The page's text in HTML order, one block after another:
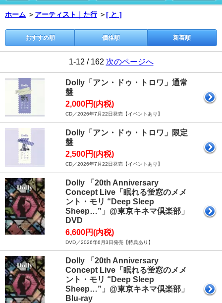
ホーム ＞ アーティスト｜た行 ＞[ と ]
おすすめ順 価格順 新着順
1-12 / 162 次のページへ
Dolly「アン・ドゥ・トロワ」通常
盤
2,000円(内税)
CD／2026年7月22日発売【イベントあり】
Dolly「アン・ドゥ・トロワ」限定
盤
2,500円(内税)
CD／2026年7月22日発売【イベントあり】
Dolly 「20th Anniversary
Concept Live「眠れる蛍窓のメメ
ント・モリ “Deep Sleep
Sheep…”」@東京キネマ倶楽部」
DVD
6,600円(内税)
DVD／2026年6月3日発売【特典あり】
Dolly 「20th Anniversary
Concept Live「眠れる蛍窓のメメ
ント・モリ “Deep Sleep
Sheep…”」@東京キネマ倶楽部」
Blu-ray